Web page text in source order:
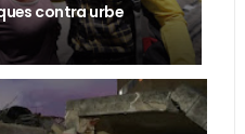
contra urbe